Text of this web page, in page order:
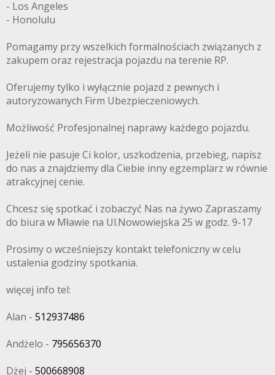
- Los Angeles
- Honolulu
Pomagamy przy wszelkich formalnościach związanych z
zakupem oraz rejestracja pojazdu na terenie RP.
Oferujemy tylko i wyłącznie pojazd z pewnych i
autoryzowanych Firm Ubezpieczeniowych.
Możliwość Profesjonalnej naprawy każdego pojazdu.
Jeżeli nie pasuje Ci kolor, uszkodzenia, przebieg, napisz
do nas a znajdziemy dla Ciebie inny egzemplarz w równie
atrakcyjnej cenie.
Chcesz się spotkać i zobaczyć Nas na żywo Zapraszamy
do biura w Mławie na Ul.Nowowiejska 25 w godz. 9-17
Prosimy o wcześniejszy kontakt telefoniczny w celu
ustalenia godziny spotkania.
więcej info tel:
Alan - 512937486
Andżelo - 795656370
Dżej - 500668908